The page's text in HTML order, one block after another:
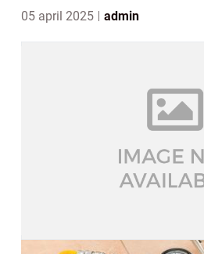
05 april 2025 admin